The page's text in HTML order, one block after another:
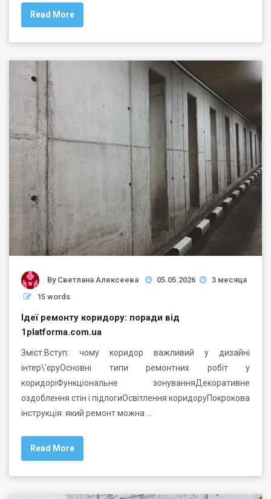
Read More
By Светлана Алексеева 05.05.2026
3 месяца
15 words
Ідеї ремонту коридору: поради від
1platforma.com.ua
Зміст:Вступ: чому коридор важливий у дизайні
інтер\’єруОсновні типи ремонтних робіт у
коридоріФункціональне зонуванняДекоративне
оздоблення стін і підлогиОсвітлення коридоруПокрокова
інструкція: який ремонт можна …
Read More